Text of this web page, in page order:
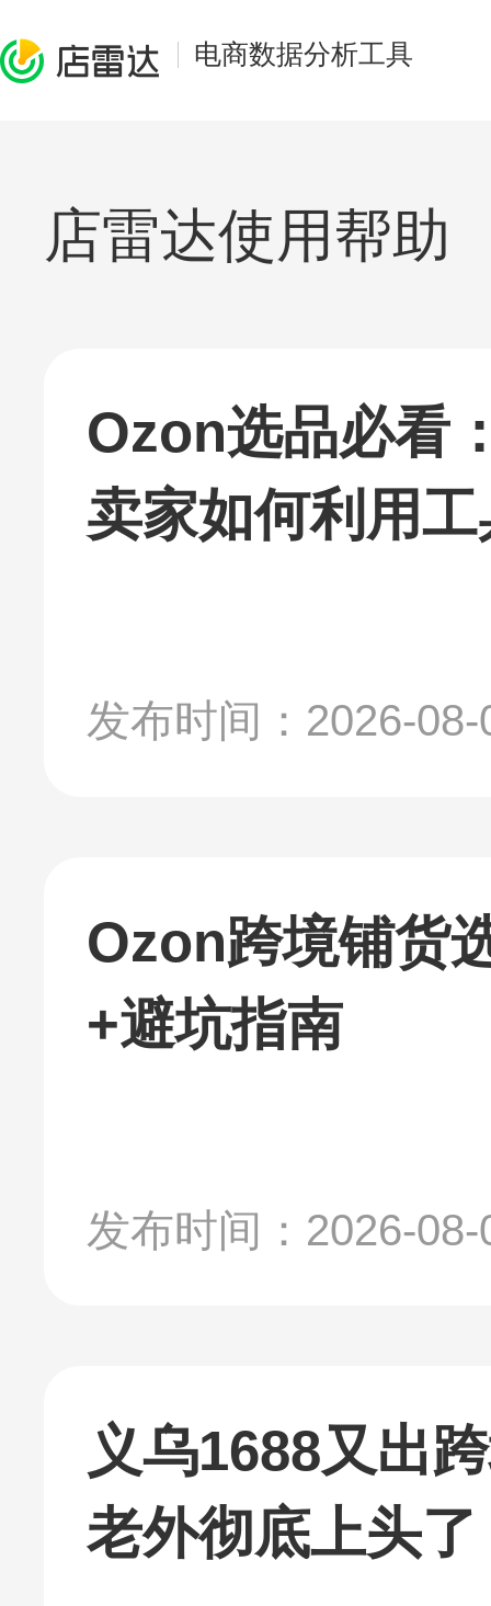
电商数据分析工具
店雷达使用帮助
Ozon选品必看
卖家如何利用
发布时间：2026-08-
Ozon跨境铺货
+避坑指南
发布时间：2026-08-
义乌1688又出
老外彻底上头了